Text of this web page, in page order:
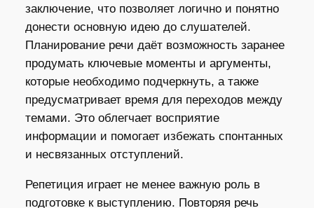
заключение, что позволяет логично и понятно
донести основную идею до слушателей.
Планирование речи даёт возможность заранее
продумать ключевые моменты и аргументы,
которые необходимо подчеркнуть, а также
предусматривает время для переходов между
темами. Это облегчает восприятие
информации и помогает избежать спонтанных
и несвязанных отступлений.
Репетиция играет не менее важную роль в
подготовке к выступлению. Повторяя речь